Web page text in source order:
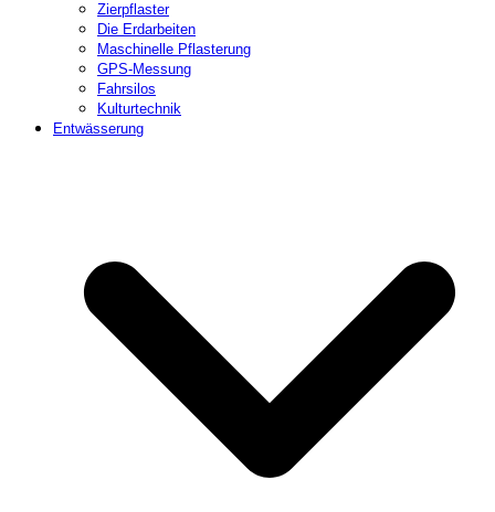
Zierpflaster
Die Erdarbeiten
Maschinelle Pflasterung
GPS-Messung
Fahrsilos
Kulturtechnik
Entwässerung